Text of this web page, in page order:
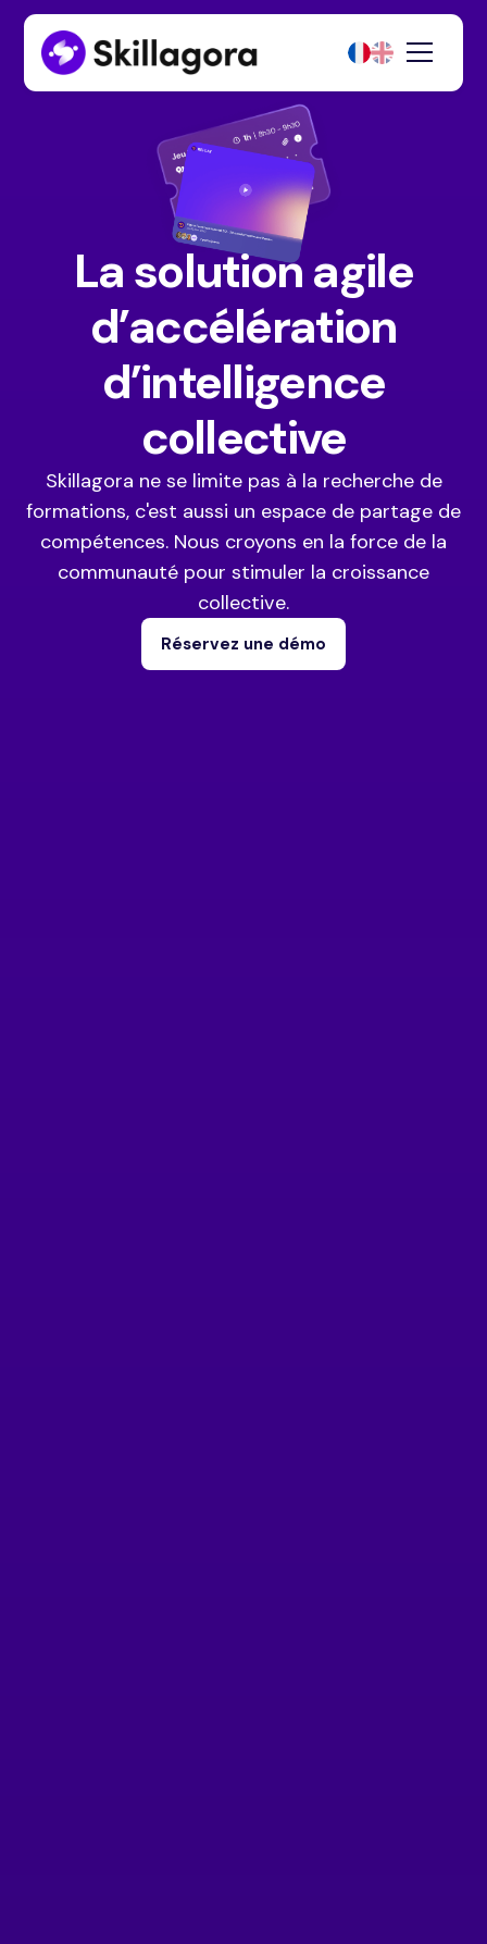
La solution agile
d’accélération
d’intelligence
collective
Skillagora ne se limite pas à la recherche de
formations, c'est aussi un espace de partage de
compétences. Nous croyons en la force de la
communauté pour stimuler la croissance
collective.
Réservez une démo